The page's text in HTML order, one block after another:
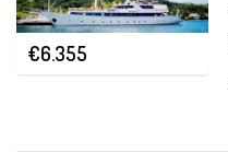
€6.355